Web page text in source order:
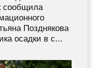
сообщила
Позднякова
осадки в с...